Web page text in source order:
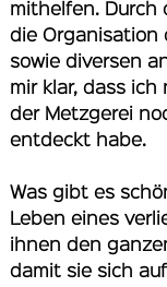
mithelfen. Durch
die Organisation
sowie diversen
mir klar, dass
der Metzgerei
entdeckt habe.
Was gibt es
Leben eines
ihnen den
damit sie sich